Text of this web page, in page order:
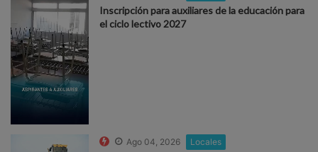
Inscripción para auxiliares de la educación para
el ciclo lectivo 2027
Ago 04, 2026 Locales